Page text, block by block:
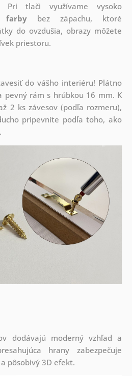
Pri tlači využívame vysoko
farby bez zápachu, ktoré
do ovzdušia, obrazy môžete
priestoru.
do vášho interiéru! Plátno
pevný rám s hrúbkou 16 mm. K
2 ks závesov (podľa rozmeru),
pripevníte podľa toho, ako
dodávajú moderný vzhľad a
hrany zabezpečuje
pôsobivý 3D efekt.